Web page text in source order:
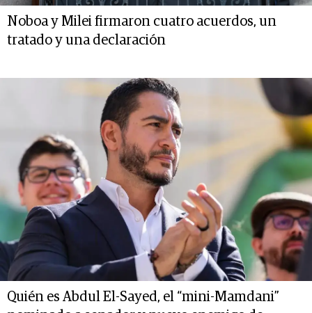
Noboa y Milei firmaron cuatro acuerdos, un
tratado y una declaración
Quién es Abdul El-Sayed, el “mini-Mamdani”